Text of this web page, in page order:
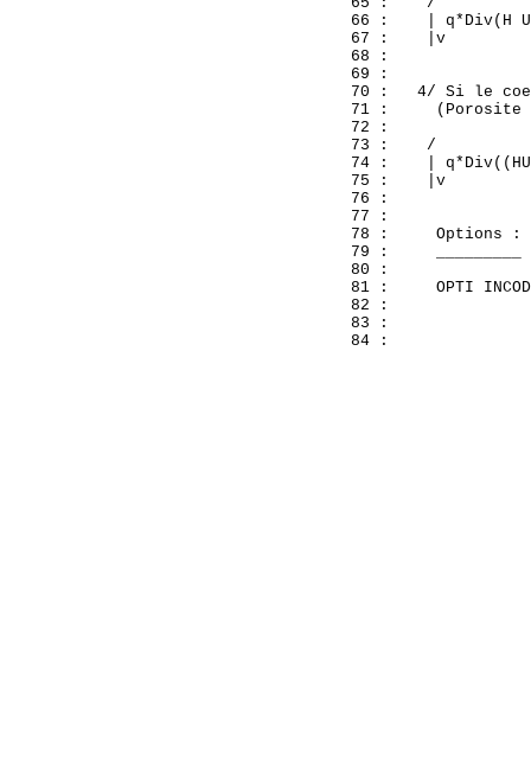
66 :    | q*Div(H
67 :    |v
  68 :
  69 :
70 :   4/ Si le
71 :     (Porosite
  72 :
  73 :    /
74 :    |
  75 :    |v
  76 :
  77 :
78 :     Options :
  79 :     _________
  80 :
81 :     OPTI
82 :
83 :